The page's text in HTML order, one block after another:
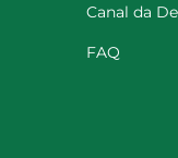
Canal da
FAQ